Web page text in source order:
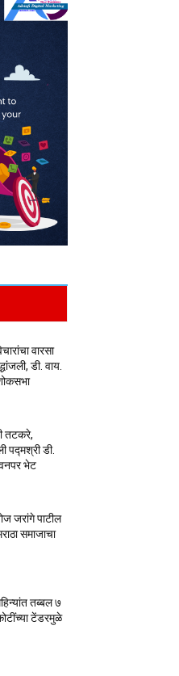
वारसा
डी. वाय.
तटकरे,
पद्मश्री डी.
भेट
जरांगे पाटील
समाजाचा
तब्बल ७
टेंडरमुळे